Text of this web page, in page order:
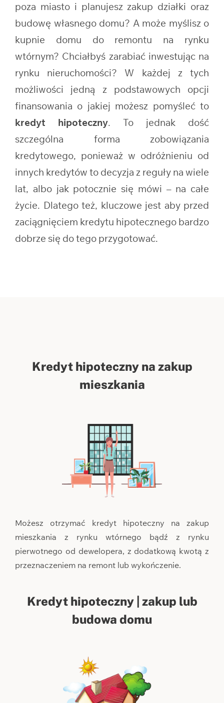
poza miasto i planujesz zakup działki oraz
budowę własnego domu? A może myślisz o
kupnie domu do remontu na rynku
wtórnym? Chciałbyś zarabiać inwestując na
rynku nieruchomości? W każdej z tych
możliwości jedną z podstawowych opcji
finansowania o jakiej możesz pomyśleć to
kredyt hipoteczny. To jednak dość
szczególna forma zobowiązania
kredytowego, ponieważ w odróżnieniu od
innych kredytów to decyzja z reguły na wiele
lat, albo jak potocznie się mówi – na całe
życie. Dlatego też, kluczowe jest aby przed
zaciągnięciem kredytu hipotecznego bardzo
dobrze się do tego przygotować.
Kredyt hipoteczny na zakup
mieszkania
Możesz otrzymać kredyt hipoteczny na zakup
mieszkania z rynku wtórnego bądź z rynku
pierwotnego od dewelopera, z dodatkową kwotą z
przeznaczeniem na remont lub wykończenie.
Kredyt hipoteczny | zakup lub
budowa domu